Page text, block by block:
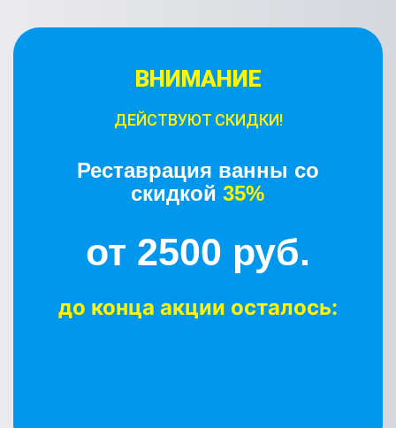
ВНИМАНИЕ
ДЕЙСТВУЮТ СКИДКИ!
Реставрация ванны со
скидкой35%
от 2500 руб.
до конца акции осталось: